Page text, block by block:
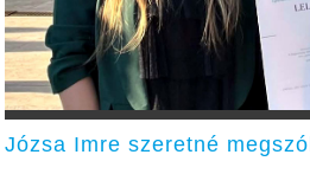
Józsa Imre szeretné